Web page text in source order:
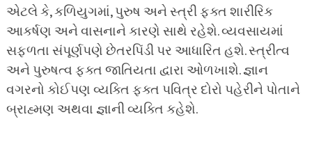
એટલે કે, કળિયુગમાં, પુરુષ અને સ્ત્રી ફક્ત શારીરિક
આકર્ષણ અને વાસનાને કારણે સાથે રહેશે. વ્યવસાયમાં
સફળતા સંપૂર્ણપણે છેતરપિંડી પર આધારિત હશે. સ્ત્રીત્વ
અને પુરુષત્વ ફક્ત જાતિયતા દ્વારા ઓળખાશે. જ્ઞાન
વગરનો કોઈપણ વ્યક્તિ ફક્ત પવિત્ર દોરો પહેરીને પોતાને
બ્રાહ્મણ અથવા જ્ઞાની વ્યક્તિ કહેશે.